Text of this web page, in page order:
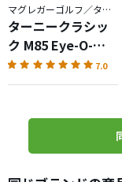
マグレガーゴルフ／ターニー
ターニークラシッ
ク M85 Eye-O-
Matic・
Celebrating
7.0